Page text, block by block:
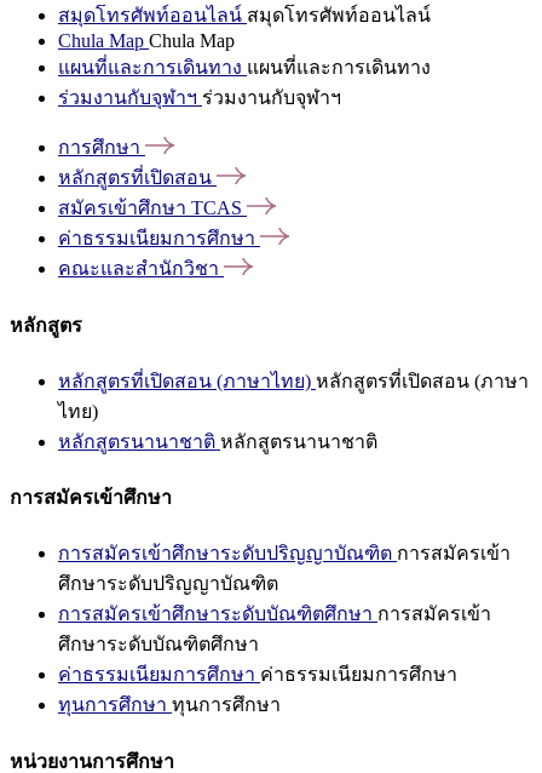
สมุดโทรศัพท์ออนไลน์ สมุดโทรศัพท์ออนไลน์
Chula Map Chula Map
แผนที่และการเดินทาง แผนที่และการเดินทาง
ร่วมงานกับจุฬาฯ ร่วมงานกับจุฬาฯ
การศึกษา
หลักสูตรที่เปิดสอน
สมัครเข้าศึกษา TCAS
ค่าธรรมเนียมการศึกษา
คณะและสำนักวิชา
หลักสูตร
หลักสูตรที่เปิดสอน (ภาษาไทย) หลักสูตรที่เปิดสอน (ภาษา
ไทย)
หลักสูตรนานาชาติ หลักสูตรนานาชาติ
การสมัครเข้าศึกษา
การสมัครเข้าศึกษาระดับปริญญาบัณฑิต การสมัครเข้า
ศึกษาระดับปริญญาบัณฑิต
การสมัครเข้าศึกษาระดับบัณฑิตศึกษา การสมัครเข้า
ศึกษาระดับบัณฑิตศึกษา
ค่าธรรมเนียมการศึกษา ค่าธรรมเนียมการศึกษา
ทุนการศึกษา ทุนการศึกษา
หน่วยงานการศึกษา